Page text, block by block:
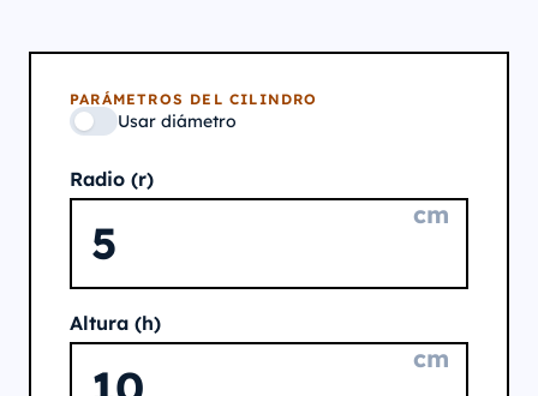
PARÁMETROS DEL CILINDRO
Usar diámetro
Radio (r)
cm
Altura (h)
cm